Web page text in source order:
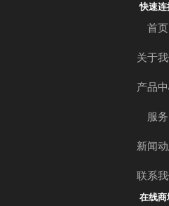
快速连
首页
关于
产品
服务
新闻
联系
在线商